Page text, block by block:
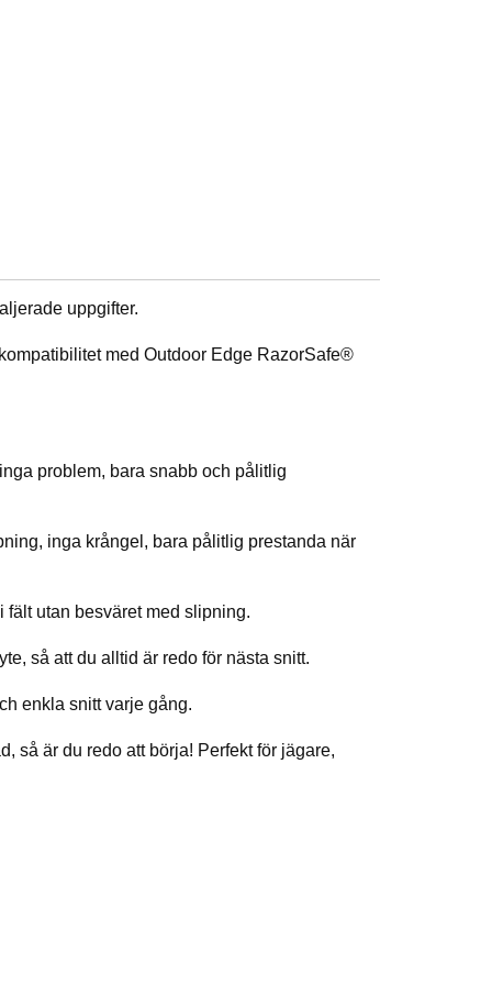
uppgifter.
med Outdoor Edge RazorSafe®
problem, bara snabb och pålitlig
inga krångel, bara pålitlig prestanda när
utan besväret med slipning.
så att du alltid är redo för nästa snitt.
enkla snitt varje gång.
så är du redo att börja! Perfekt för jägare,